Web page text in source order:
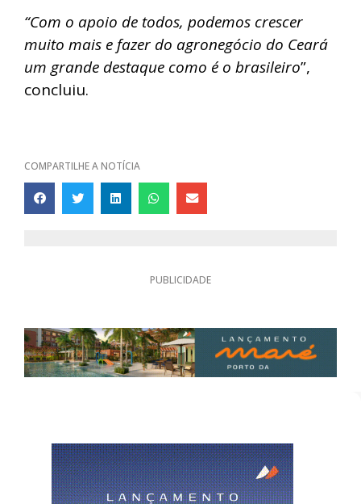
“Com o apoio de todos, podemos crescer
muito mais e fazer do agronegócio do Ceará
um grande destaque como é o brasileiro”,
concluiu.
COMPARTILHE A NOTÍCIA
PUBLICIDADE